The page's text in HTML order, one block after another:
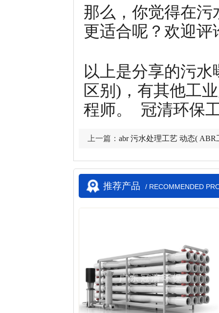
那么，你觉得在
更适合呢？欢迎
以上是分享的污
区别)，有其他工
程师。 冠清环保
上一篇： abr 污水处理工艺 动态( ABR
推荐产品 / RECOMMENDED